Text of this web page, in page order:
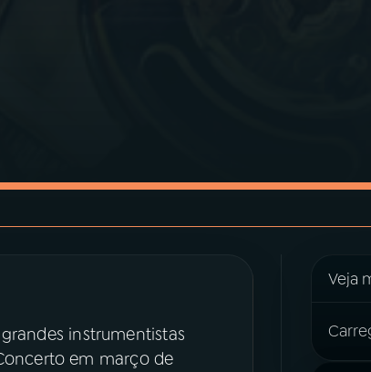
instrumentistas
em março de
Veja